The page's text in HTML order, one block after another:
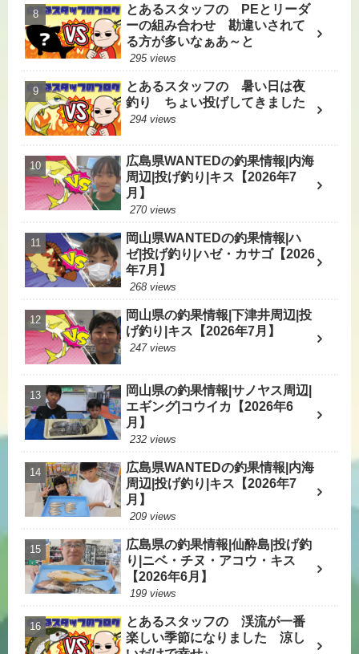
とあるスタッフの PEとリーダ
ーの組み合わせ 勘違いされて
る方が多いなぁあ～と
295 views
とあるスタッフの 暑い日は夜
釣り ちょい投げしてきました
294 views
広島県WANTEDの釣果情報|内海
周辺|投げ釣り|キス【2026年7
月】
270 views
岡山県WANTEDの釣果情報|ハ
ゼ|投げ釣り|ハゼ・カサゴ【2026
年7月】
268 views
岡山県の釣果情報|下津井周辺|投
げ釣り|キス【2026年7月】
247 views
岡山県の釣果情報|サノヤス周辺|
エギング|コウイカ【2026年6
月】
232 views
広島県WANTEDの釣果情報|内海
周辺|投げ釣り|キス【2026年7
月】
209 views
広島県の釣果情報|仙酔島|投げ釣
り|ニベ・チヌ・アコウ・キス
【2026年6月】
199 views
とあるスタッフの 渓流が一番
楽しい季節になりました 涼し